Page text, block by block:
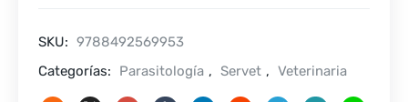
SKU: 9788492569953
Categorías:
Parasitología , Servet , Veterinaria